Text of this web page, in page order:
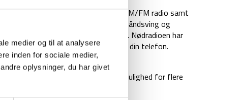
medier og til at analysere
inden for sociale medier,
oplysninger, du har givet
Solcelle:Nødradio med indbygget AM/FM radio samt
har derudover et dynamo håndsving og
genere strøm til radioen på farten. Nødradioen har
som kan bruges til opladning af din telefon.
USB-C kabel.
på 20.000 mah, som giver mulighed for flere